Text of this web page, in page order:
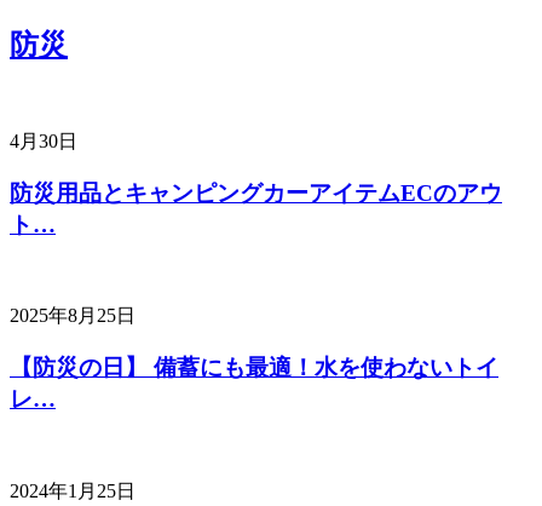
防災
4月30日
防災用品とキャンピングカーアイテムECのアウ
ト…
2025年8月25日
【防災の日】 備蓄にも最適！水を使わないトイ
レ…
2024年1月25日